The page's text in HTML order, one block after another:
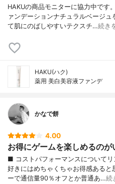
HAKUの商品モニターに協力中です
ァンデーションナチュラルベージ
て肌にのばしやすいテクスチ…続き
HAKU(ハク)
薬用 美白美容液ファンデ
かなで餅
4.00
お得にゲームを楽しめるのが
■ コストパフォーマンスについて
好きにはめちゃくちゃお得感ある
ーで通信量90％オフとか普通あ…続